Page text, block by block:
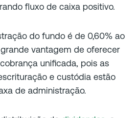
fluxo de caixa positivo.
do fundo é de 0,60% ao
vantagem de oferecer
unificada, pois as
e custódia estão
de administração.